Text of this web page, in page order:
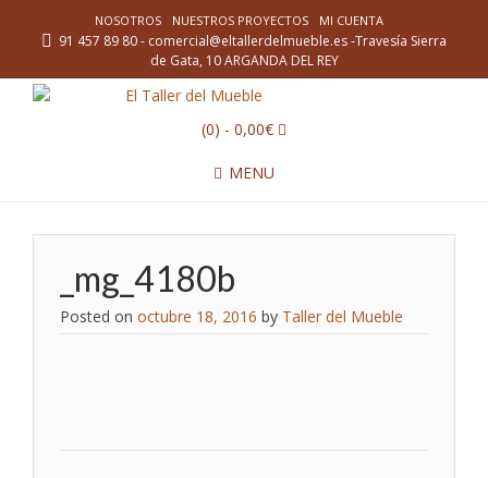
NOSOTROS NUESTROS PROYECTOS MI CUENTA
91 457 89 80 - comercial@eltallerdelmueble.es -Travesía Sierra
de Gata, 10 ARGANDA DEL REY
(0) - 0,00€
MENU
_mg_4180b
Posted on octubre 18, 2016 by Taller del Mueble